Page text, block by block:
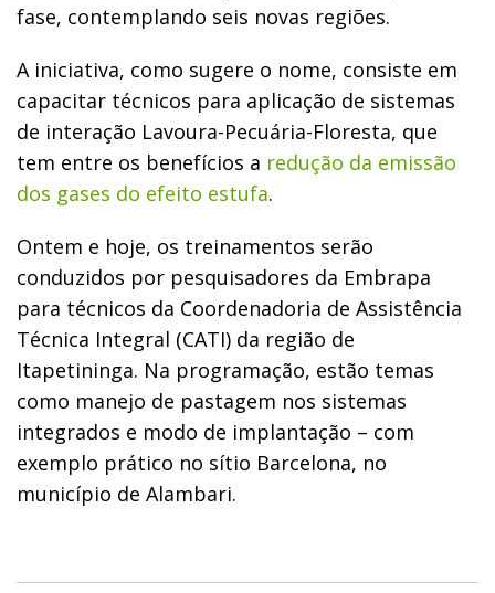
fase, contemplando seis novas regiões.
A iniciativa, como sugere o nome, consiste em
capacitar técnicos para aplicação de sistemas
de interação Lavoura-Pecuária-Floresta, que
tem entre os benefícios a redução da emissão
dos gases do efeito estufa.
Ontem e hoje, os treinamentos serão
conduzidos por pesquisadores da Embrapa
para técnicos da Coordenadoria de Assistência
Técnica Integral (CATI) da região de
Itapetininga. Na programação, estão temas
como manejo de pastagem nos sistemas
integrados e modo de implantação – com
exemplo prático no sítio Barcelona, no
município de Alambari.